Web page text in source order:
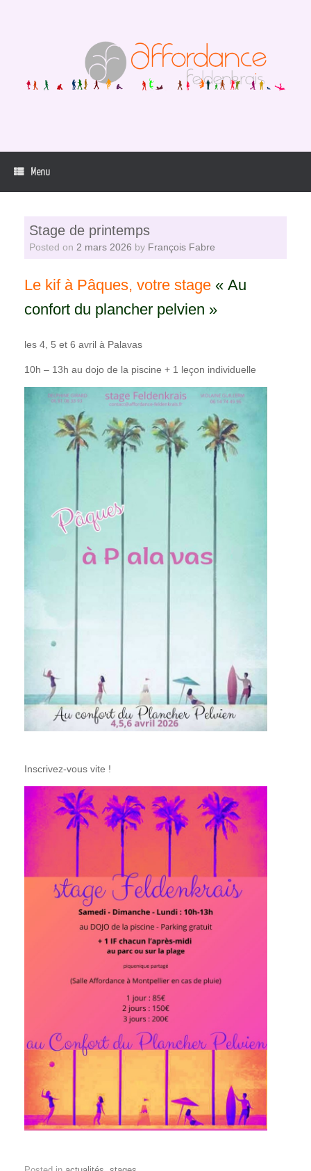
Menu
Stage de printemps
Posted on 2 mars 2026 by François Fabre
Le kif à Pâques, votre stage « Au
confort du plancher pelvien »
les 4, 5 et 6 avril à Palavas
10h – 13h au dojo de la piscine + 1 leçon individuelle
Inscrivez-vous vite !